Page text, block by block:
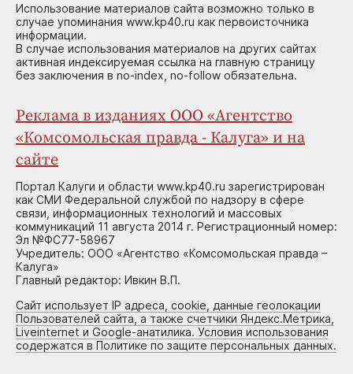
Использование материалов сайта возможно только в
случае упоминания www.kp40.ru как первоисточника
информации.
В случае использования материалов на других сайтах
активная индексируемая ссылка на главную страницу
без заключения в no-index, no-follow обязательна.
Реклама в изданиях ООО «Агентство
«Комсомольская правда - Калуга» и на
сайте
Портал Калуги и области www.kp40.ru зарегистрирован
как СМИ Федеральной службой по надзору в сфере
связи, информационных технологий и массовых
коммуникаций 11 августа 2014 г. Регистрационный номер:
Эл №ФС77-58967
Учредитель: ООО «Агентство «Комсомольская правда –
Калуга»
Главный редактор: Ивкин В.П.
Сайт использует IP адреса, cookie, данные геолокации
Пользователей сайта, а также счетчики Яндекс.Метрика,
Liveinternet и Google-анатилика. Условия использования
содержатся в Политике по защите персональных данных.